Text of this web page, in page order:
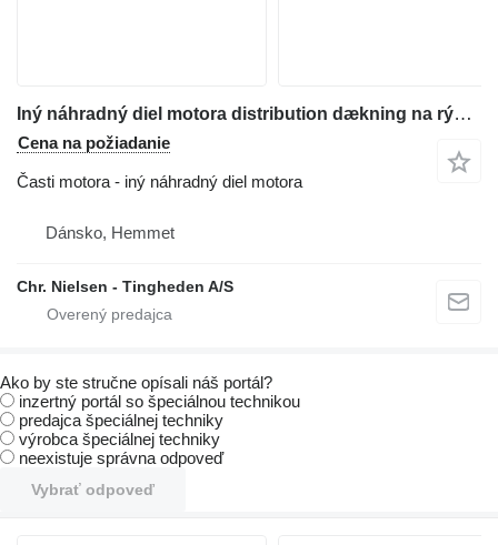
Iný náhradný diel motora distribution dækning na rýpadla-nakladača Hydrema 805
Cena na požiadanie
Časti motora - iný náhradný diel motora
Dánsko, Hemmet
Chr. Nielsen - Tingheden A/S
Ako by ste stručne opísali náš portál?
inzertný portál so špeciálnou technikou
predajca špeciálnej techniky
výrobca špeciálnej techniky
neexistuje správna odpoveď
Vybrať odpoveď